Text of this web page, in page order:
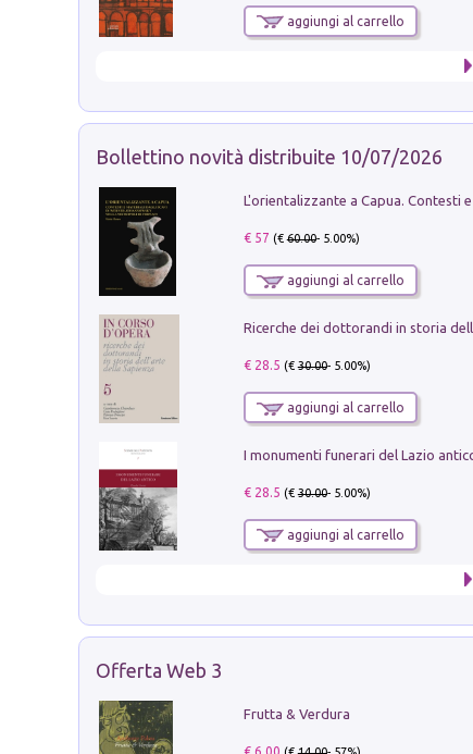
aggiungi al carrello
Bollettino novità distribuite 10/07/2026
€ 57 (€60.00- 5.00%)
aggiungi al carrello
€ 28.5 (€30.00- 5.00%)
aggiungi al carrello
€ 28.5 (€30.00- 5.00%)
aggiungi al carrello
Offerta Web 3
Frutta & Verdura